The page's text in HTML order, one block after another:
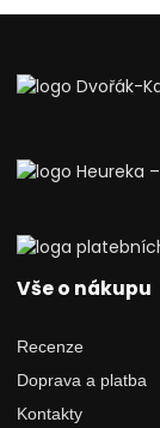
Vše o nákupu
Recenze
Doprava a platba
Kontakty